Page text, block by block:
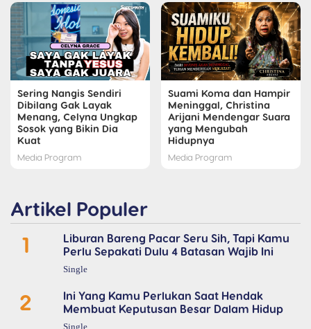
Sering Nangis Sendiri
Dibilang Gak Layak
Menang, Celyna Ungkap
Sosok yang Bikin Dia
Kuat
Media Program
Suami Koma dan Hampir
Meninggal, Christina
Arijani Mendengar Suara
yang Mengubah
Hidupnya
Media Program
Artikel Populer
1
Liburan Bareng Pacar Seru Sih, Tapi Kamu
Perlu Sepakati Dulu 4 Batasan Wajib Ini
Single
2
Ini Yang Kamu Perlukan Saat Hendak
Membuat Keputusan Besar Dalam Hidup
Single